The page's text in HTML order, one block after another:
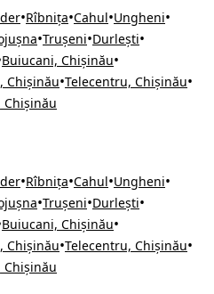
•Rîbnița•Cahul•Ungheni•
•Trușeni•Durlești•
Buiucani, Chișinău•
Chișinău•Telecentru, Chișinău•
Chișinău
•Rîbnița•Cahul•Ungheni•
•Trușeni•Durlești•
Buiucani, Chișinău•
Chișinău•Telecentru, Chișinău•
Chișinău